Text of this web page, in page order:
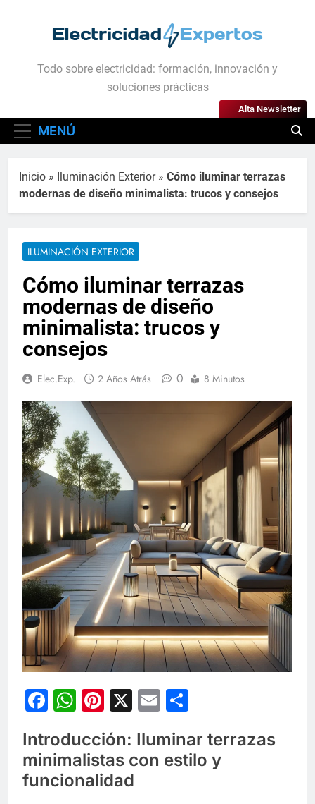
Electricidad Expertos
Todo sobre electricidad: formación, innovación y
soluciones prácticas
MENÚ
Alta Newsletter
Inicio » Iluminación Exterior» Cómo iluminar terrazas
modernas de diseño minimalista: trucos y consejos
ILUMINACIÓN EXTERIOR
Cómo iluminar terrazas
modernas de diseño
minimalista: trucos y
consejos
Elec.Exp. 2 Años Atrás 0 8 Minutos
Facebook
WhatsApp
Pinterest
X Email
Introducción: Iluminar terrazas
minimalistas con estilo y
funcionalidad